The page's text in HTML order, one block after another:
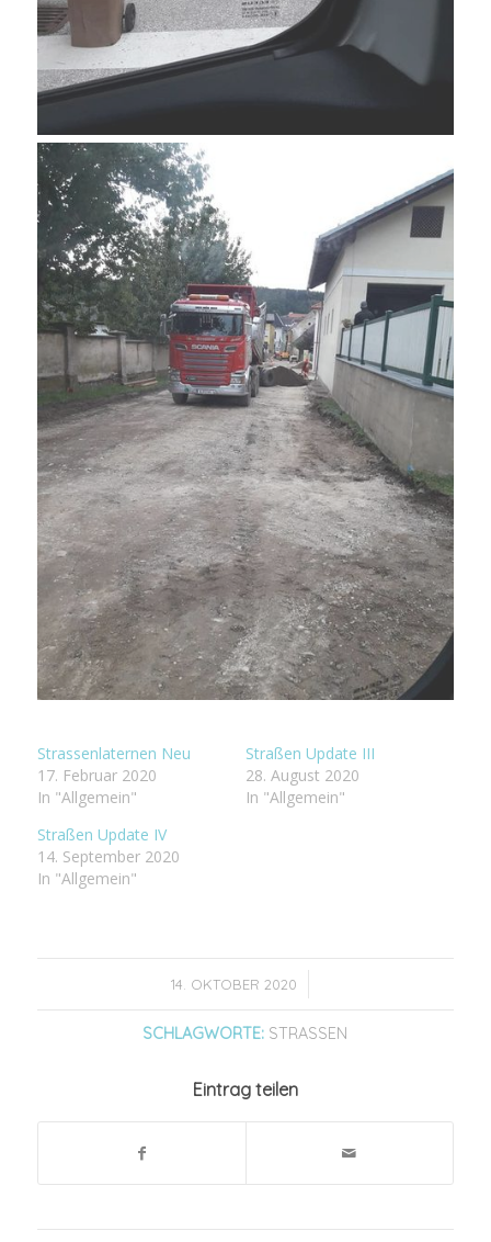
Strassenlaternen Neu
17. Februar 2020
In "Allgemein"
Straßen Update III
28. August 2020
In "Allgemein"
Straßen Update IV
14. September 2020
In "Allgemein"
14. OKTOBER 2020
/
SCHLAGWORTE: STRASSEN
Eintrag teilen